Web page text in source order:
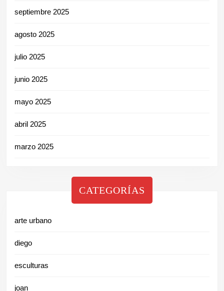
septiembre 2025
agosto 2025
julio 2025
junio 2025
mayo 2025
abril 2025
marzo 2025
CATEGORÍAS
arte urbano
diego
esculturas
joan